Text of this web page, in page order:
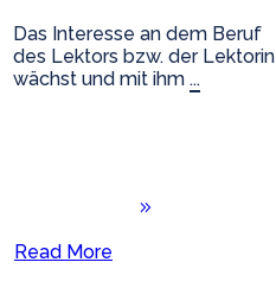
Das Interesse an dem Beruf
des Lektors bzw. der Lektorin
wächst und mit ihm ...
Read More